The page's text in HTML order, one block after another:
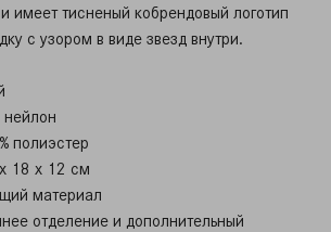
имеет тисненый кобрендовый логотип
с узором в виде звезд внутри.
полиэстер
18 x 12 см
материал
отделение и дополнительный